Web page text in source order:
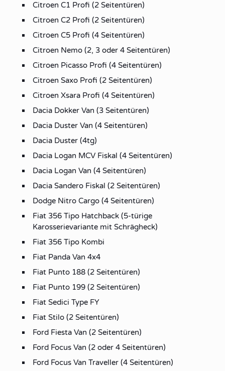
Citroen C1 Profi (2 Seitentüren)
Citroen C2 Profi (2 Seitentüren)
Citroen C5 Profi (4 Seitentüren)
Citroen Nemo (2, 3 oder 4 Seitentüren)
Citroen Picasso Profi (4 Seitentüren)
Citroen Saxo Profi (2 Seitentüren)
Citroen Xsara Profi (4 Seitentüren)
Dacia Dokker Van (3 Seitentüren)
Dacia Duster Van (4 Seitentüren)
Dacia Duster (4tg)
Dacia Logan MCV Fiskal (4 Seitentüren)
Dacia Logan Van (4 Seitentüren)
Dacia Sandero Fiskal (2 Seitentüren)
Dodge Nitro Cargo (4 Seitentüren)
Fiat 356 Tipo Hatchback (5-türige
Karosserievariante mit Schrägheck)
Fiat 356 Tipo Kombi
Fiat Panda Van 4x4
Fiat Punto 188 (2 Seitentüren)
Fiat Punto 199 (2 Seitentüren)
Fiat Sedici Type FY
Fiat Stilo (2 Seitentüren)
Ford Fiesta Van (2 Seitentüren)
Ford Focus Van (2 oder 4 Seitentüren)
Ford Focus Van Traveller (4 Seitentüren)